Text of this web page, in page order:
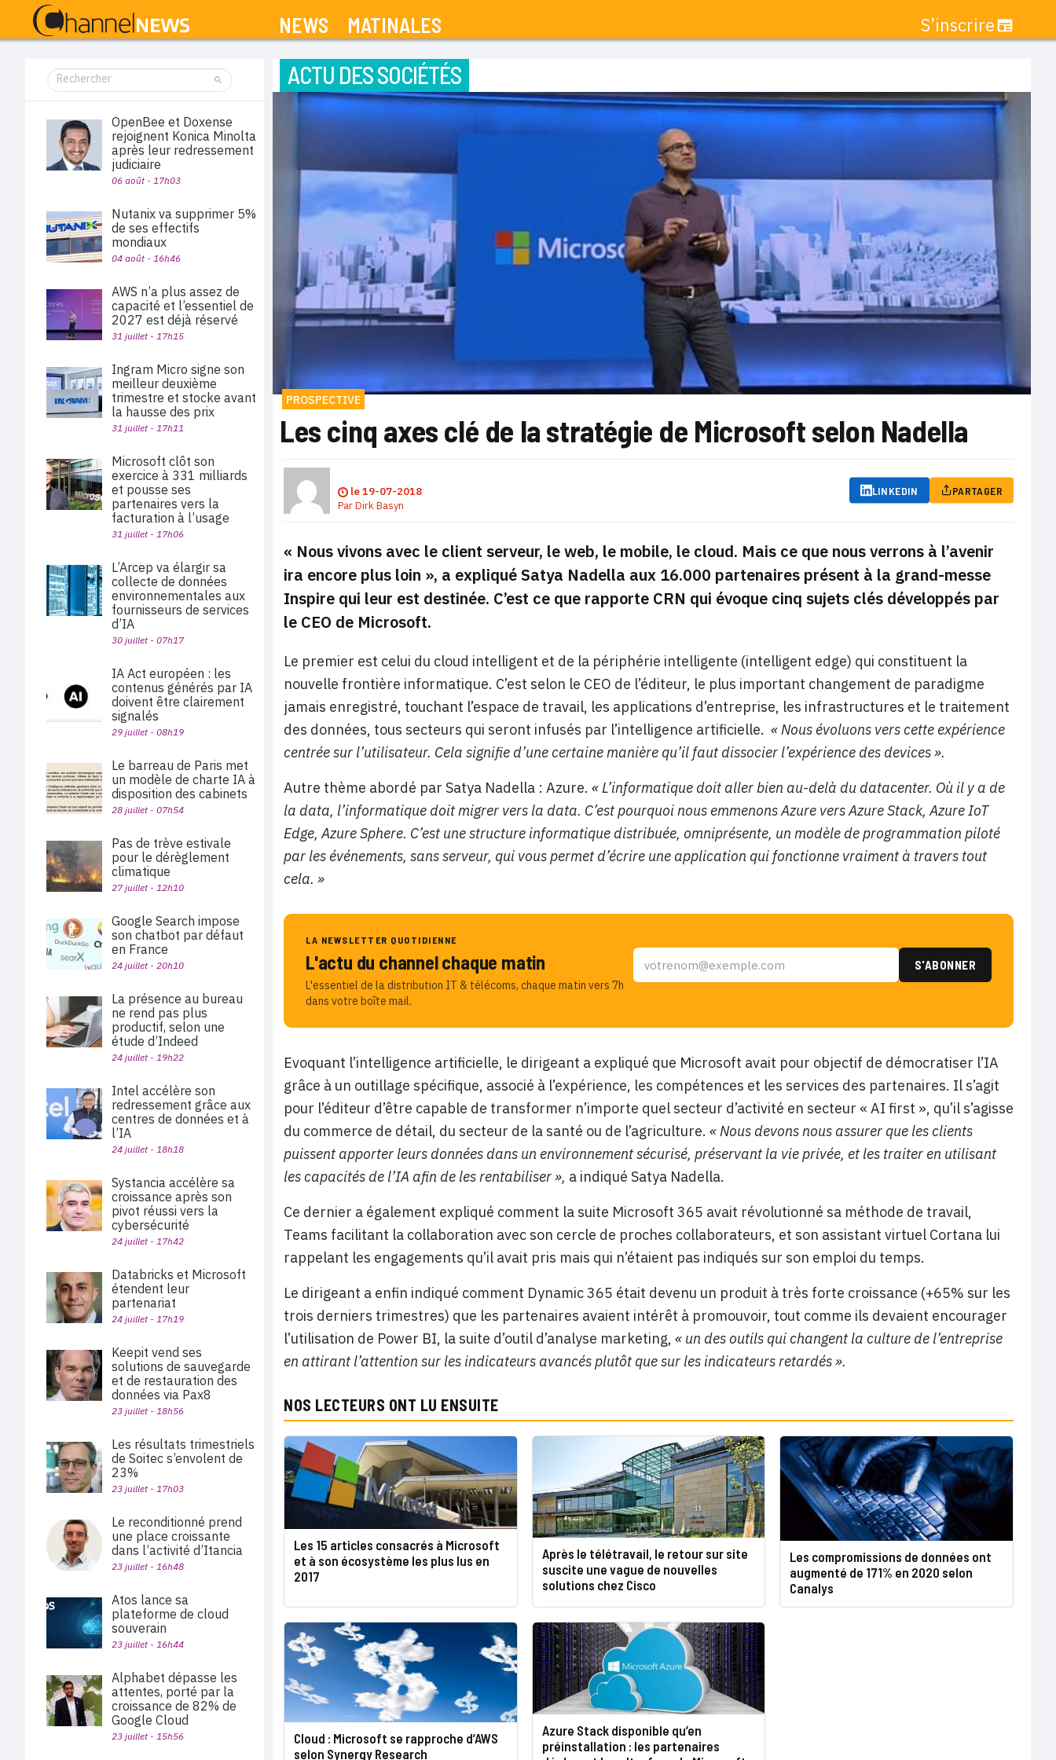
NEWS MATINALES S’inscrire
ACTU DES SOCIÉTÉS
PROSPECTIVE
Les cinq axes clé de la stratégie de Microsoft selon Nadella
le19-07-2018
ParDirk Basyn
LINKEDIN PARTAGER
« Nous vivons avec le client serveur, le web, le mobile, le cloud. Mais ce que nous verrons à l’avenir
ira encore plus loin », a expliqué Satya Nadella aux 16.000 partenaires présent à la grand-messe
Inspire qui leur est destinée. C’est ce que rapporte CRN qui évoque cinq sujets clés développés par
le CEO de Microsoft.
Le premier est celui du cloud intelligent et de la périphérie intelligente (intelligent edge) qui constituent la
nouvelle frontière informatique. C’est selon le CEO de l’éditeur, le plus important changement de paradigme
jamais enregistré, touchant l’espace de travail, les applications d’entreprise, les infrastructures et le traitement
des données, tous secteurs qui seront infusés par l’intelligence artificielle. « Nous évoluons vers cette expérience
centrée sur l’utilisateur. Cela signifie d’une certaine manière qu’il faut dissocier l’expérience des devices ».
Autre thème abordé par Satya Nadella : Azure. « L’informatique doit aller bien au-delà du datacenter. Où il y a de
la data, l’informatique doit migrer vers la data. C’est pourquoi nous emmenons Azure vers Azure Stack, Azure IoT
Edge, Azure Sphere. C’est une structure informatique distribuée, omniprésente, un modèle de programmation piloté
par les événements, sans serveur, qui vous permet d’écrire une application qui fonctionne vraiment à travers tout
cela. »
LA NEWSLETTER QUOTIDIENNE
L'actu du channel chaque matin
L'essentiel de la distribution IT & télécoms, chaque matin vers 7h
dans votre boîte mail.
Evoquant l’intelligence artificielle, le dirigeant a expliqué que Microsoft avait pour objectif de démocratiser l’IA
grâce à un outillage spécifique, associé à l’expérience, les compétences et les services des partenaires. Il s’agit
pour l’éditeur d’être capable de transformer n’importe quel secteur d’activité en secteur « AI first », qu’il s’agisse
du commerce de détail, du secteur de la santé ou de l’agriculture. « Nous devons nous assurer que les clients
puissent apporter leurs données dans un environnement sécurisé, préservant la vie privée, et les traiter en utilisant
les capacités de l’IA afin de les rentabiliser », a indiqué Satya Nadella.
Ce dernier a également expliqué comment la suite Microsoft 365 avait révolutionné sa méthode de travail,
Teams facilitant la collaboration avec son cercle de proches collaborateurs, et son assistant virtuel Cortana lui
rappelant les engagements qu’il avait pris mais qui n’étaient pas indiqués sur son emploi du temps.
Le dirigeant a enfin indiqué comment Dynamic 365 était devenu un produit à très forte croissance (+65% sur les
trois derniers trimestres) que les partenaires avaient intérêt à promouvoir, tout comme ils devaient encourager
l’utilisation de Power BI, la suite d’outil d’analyse marketing, « un des outils qui changent la culture de l’entreprise
en attirant l’attention sur les indicateurs avancés plutôt que sur les indicateurs retardés ».
NOS LECTEURS ONT LU ENSUITE
Les 15 articles consacrés à Microsoft
et à son écosystème les plus lus en
2017
Après le télétravail, le retour sur site
suscite une vague de nouvelles
solutions chez Cisco
Les compromissions de données ont
augmenté de 171% en 2020 selon
Canalys
Cloud : Microsoft se rapproche d’AWS
selon Synergy Research
Azure Stack disponible qu’en
préinstallation : les partenaires
OpenBee et Doxense
rejoignent Konica Minolta
après leur redressement
judiciaire
06 août - 17h03
Nutanix va supprimer 5%
de ses effectifs
mondiaux
04 août - 16h46
AWS n’a plus assez de
capacité et l’essentiel de
2027 est déjà réservé
31 juillet - 17h15
Ingram Micro signe son
meilleur deuxième
trimestre et stocke avant
la hausse des prix
31 juillet - 17h11
Microsoft clôt son
exercice à 331 milliards
et pousse ses
partenaires vers la
facturation à l’usage
31 juillet - 17h06
L’Arcep va élargir sa
collecte de données
environnementales aux
fournisseurs de services
d’IA
30 juillet - 07h17
IA Act européen : les
contenus générés par IA
doivent être clairement
signalés
29 juillet - 08h19
Le barreau de Paris met
un modèle de charte IA à
disposition des cabinets
28 juillet - 07h54
Pas de trève estivale
pour le dérèglement
climatique
27 juillet - 12h10
Google Search impose
son chatbot par défaut
en France
24 juillet - 20h10
La présence au bureau
ne rend pas plus
productif, selon une
étude d’Indeed
24 juillet - 19h22
Intel accélère son
redressement grâce aux
centres de données et à
l’IA
24 juillet - 18h18
Systancia accélère sa
croissance après son
pivot réussi vers la
cybersécurité
24 juillet - 17h42
Databricks et Microsoft
étendent leur
partenariat
24 juillet - 17h19
Keepit vend ses
solutions de sauvegarde
et de restauration des
données via Pax8
23 juillet - 18h56
Les résultats trimestriels
de Soitec s’envolent de
23%
23 juillet - 17h03
Le reconditionné prend
une place croissante
dans l’activité d’Itancia
23 juillet - 16h48
Atos lance sa
plateforme de cloud
souverain
23 juillet - 16h44
Alphabet dépasse les
attentes, porté par la
croissance de 82% de
Google Cloud
23 juillet - 15h56